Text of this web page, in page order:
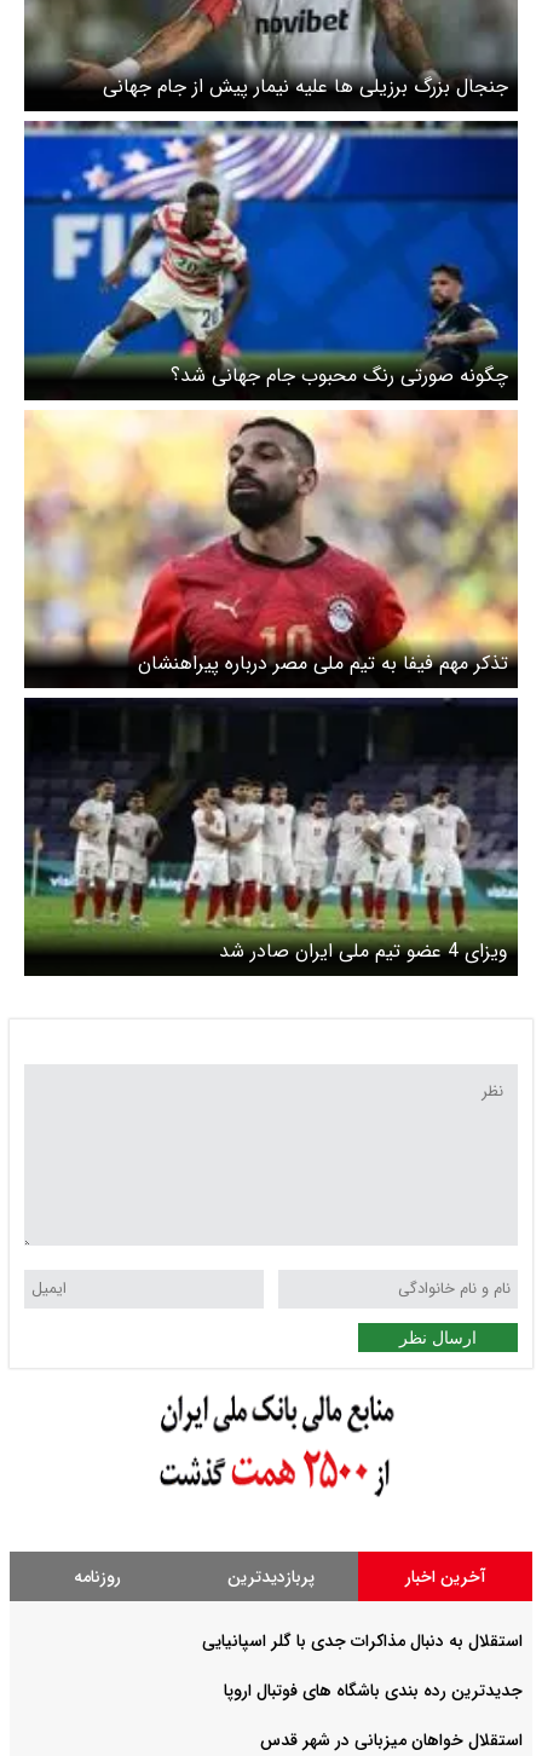
جنجال بزرگ برزیلی ها علیه نیمار پیش از جام جهانی
چگونه صورتی رنگ محبوب جام جهانی شد؟
تذکر مهم فیفا به تیم ملی مصر درباره پیراهنشان
ویزای 4 عضو تیم ملی ایران صادر شد
ارسال نظر
آخرین اخبار پربازدیدترین روزنامه
استقلال به دنبال مذاکرات جدی با گلر اسپانیایی
جدیدترین رده بندی باشگاه های فوتبال اروپا
استقلال خواهان میزبانی در شهر قدس